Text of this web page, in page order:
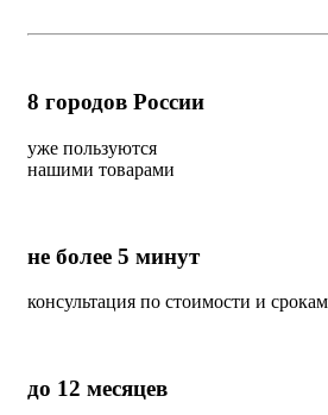
8 городов России
уже пользуются
нашими товарами
не более 5 минут
консультация по стоимости и
до 12 месяцев